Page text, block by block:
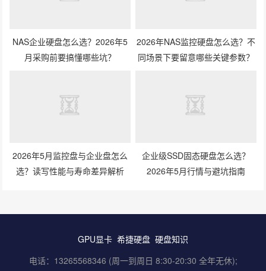
NAS企业硬盘怎么选？2026年5
月采购前要搞懂哪些坑？
2026年NAS监控硬盘怎么选？不
同场景下要留意哪些关键参数？
2026年5月监控盘与企业盘怎么
选？读写性能与寿命差异解析
企业级SSD固态硬盘怎么选？
2026年5月行情与避坑指南
GPU显卡 希捷硬盘 硬盘知识
电话：13265568346 (周一到周日 8:30-20:30 全年无休);